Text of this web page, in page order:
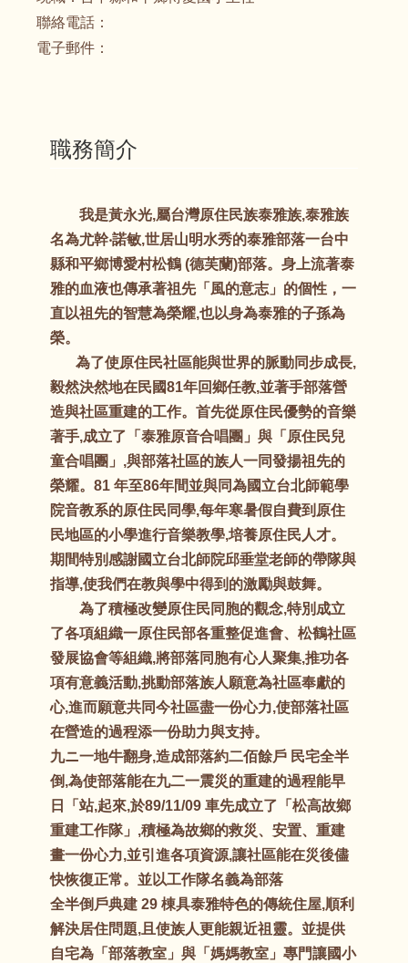
聯絡電話：
電子郵件：
職務簡介
我是黃永光,屬台灣原住民族泰雅族,泰雅族
名為尤幹‧諾敏,世居山明水秀的泰雅部落一台中
縣和平鄉博愛村松鶴 (德芙蘭)部落。身上流著泰
雅的血液也傳承著祖先「風的意志」的個性，一
直以祖先的智慧為榮耀,也以身為泰雅的子孫為
榮。
為了使原住民社區能與世界的脈動同步成長,
毅然決然地在民國81年回鄉任教,並著手部落營
造與社區重建的工作。首先從原住民優勢的音樂
著手,成立了「泰雅原音合唱團」與「原住民兒
童合唱團」,與部落社區的族人一同發揚祖先的
榮耀。81 年至86年間並與同為國立台北師範學
院音教系的原住民同學,每年寒暑假自費到原住
民地區的小學進行音樂教學,培養原住民人才。
期間特別感謝國立台北師院邱垂堂老師的帶隊與
指導,使我們在教與學中得到的激勵與鼓舞。
為了積極改變原住民同胞的觀念,特別成立
了各項組織一原住民部各重整促進會、松鶴社區
發展協會等組織,將部落同胞有心人聚集,推功各
項有意義活動,挑動部落族人願意為社區奉獻的
心,進而願意共同今社區盡一份心力,使部落社區
在營造的過程添一份助力與支持。
九ニ一地牛翻身,造成部落約二佰餘戶 民宅全半
倒,為使部落能在九二一震災的重建的過程能早
日「站,起來,於89/11/09 車先成立了「松高故鄉
重建工作隊」,積極為故鄉的救災、安置、重建
畫一份心力,並引進各項資源,讓社區能在災後儘
快恢復正常。並以工作隊名義為部落
全半倒戶典建 29 棟具泰雅特色的傳統住屋,順利
解決居住問題,且使族人更能親近祖靈。並提供
自宅為「部落教室」與「媽媽教室」專門讓國小